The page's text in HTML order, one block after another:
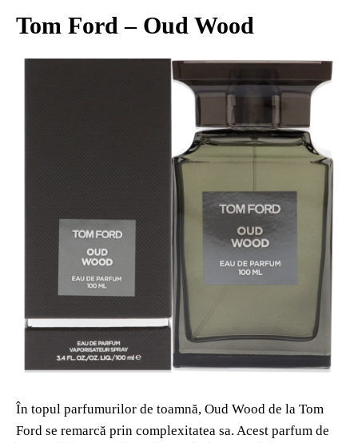
Tom Ford – Oud Wood
În topul parfumurilor de toamnă, Oud Wood de la Tom
Ford se remarcă prin complexitatea sa. Acest parfum de